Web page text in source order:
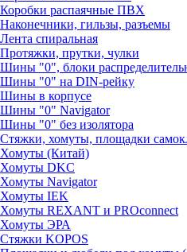
Коробки распаячные ПВХ
Наконечники, гильзы, разъемы
Лента спиральная
Протяжки, прутки, чулки
Шины "0", блоки
Шины "0" на DIN-рейку
Шины в корпусе
Шины "0" Navigator
Шины "0" без изолятора
Стяжки, хомуты, площадки
Хомуты (Китай)
Хомуты DKC
Хомуты Navigator
Хомуты IEK
Хомуты REXANT и PROconnect
Хомуты ЭРА
Стяжки KOPOS